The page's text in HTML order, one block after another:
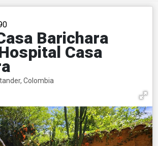
Barichara
Casa
Colombia